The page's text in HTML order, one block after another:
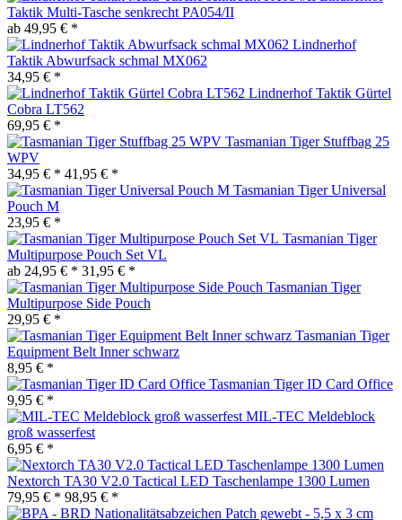
Taktik Multi-Tasche senkrecht PA054/II
ab 49,95 € *
Lindnerhof
Taktik Abwurfsack schmal MX062
34,95 € *
Lindnerhof Taktik Gürtel
Cobra LT562
69,95 € *
Tasmanian Tiger Stuffbag 25
WPV
34,95 € * 41,95 € *
Tasmanian Tiger Universal
Pouch M
23,95 € *
Tasmanian Tiger
Multipurpose Pouch Set VL
ab 24,95 € * 31,95 € *
Tasmanian Tiger
Multipurpose Side Pouch
29,95 € *
Tasmanian Tiger
Equipment Belt Inner schwarz
8,95 € *
Tasmanian Tiger ID Card Office
9,95 € *
MIL-TEC Meldeblock
groß wasserfest
6,95 € *
Nextorch TA30 V2.0 Tactical LED Taschenlampe 1300 Lumen
79,95 € * 98,95 € *